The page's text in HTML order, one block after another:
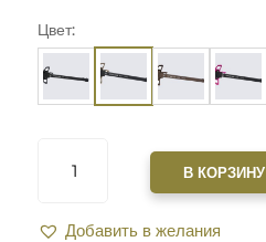
Цвет:
ТОВАРА
XGUN
В КОРЗИНУ
Добавить в желания